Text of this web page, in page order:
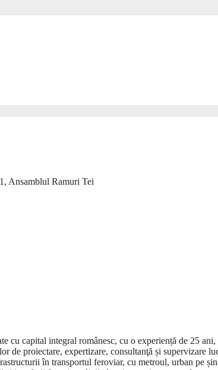
Ansamblul Ramuri Tei
cu capital integral românesc, cu o experiență de 25
de proiectare, expertizare, consultanţă și supervizare
în transportul feroviar, cu metroul, urban pe